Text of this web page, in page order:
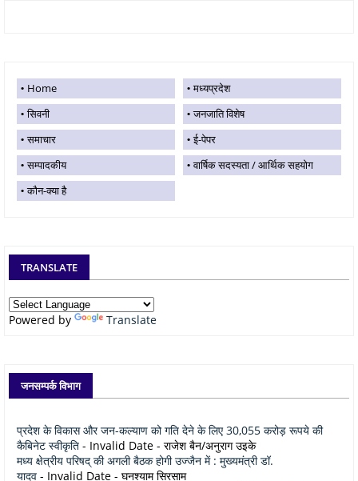
Home
मध्यप्रदेश
सिवनी
जनजाति विशेष
समाचार
ई-पेपर
सम्पादकीय
वार्षिक सदस्यता / आर्थिक सहयोग
कौन-क्या है
TRANSLATE
Powered by Translate
जनसम्पर्क विभाग
प्रदेश के विकास और जन-कल्याण को गति देने के लिए 30,055 करोड़ रूपये की
कैबिनेट स्वीकृति - Invalid Date - राजेश बैन/अनुराग उइके
मध्य क्षेत्रीय परिषद् की अगली बैठक होगी उज्जैन में : मुख्यमंत्री डॉ.
यादव - Invalid Date - घनश्याम सिरसाम